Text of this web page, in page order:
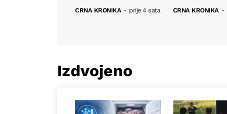
CRNA KRONIKA - prije 4 sata CRNA KRONIKA -
Izdvojeno